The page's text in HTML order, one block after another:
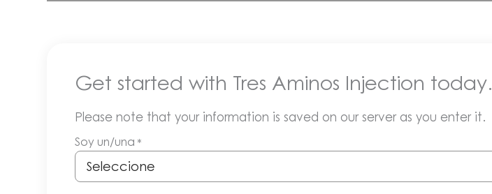
Get started with Tres Aminos Injection today.
Please note that your information is saved on our server as you enter it.
Soy un/una *